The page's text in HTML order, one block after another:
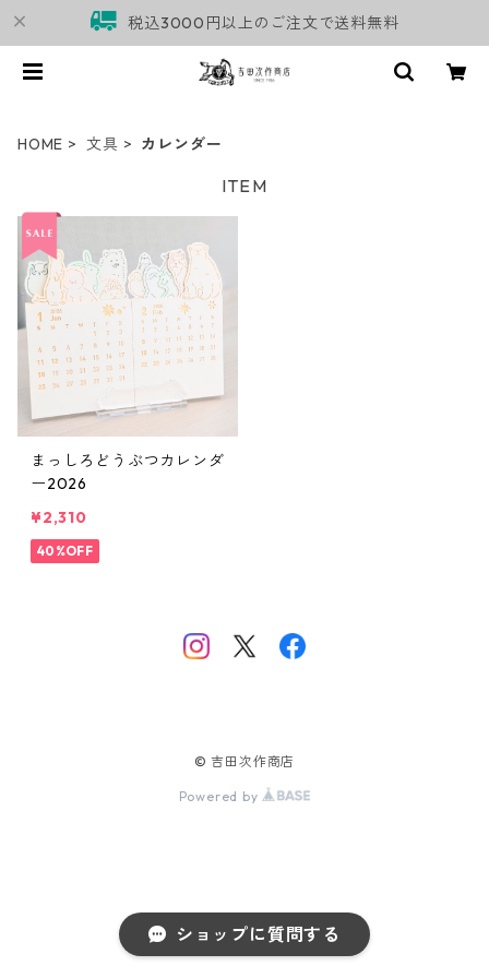
税込3000円以上のご注文で送料無料
HOME 文具 カレンダー
ITEM
まっしろどうぶつカレンダ
ー2026
¥2,310
40%OFF
© 吉田次作商店
Powered by
ショップに質問する